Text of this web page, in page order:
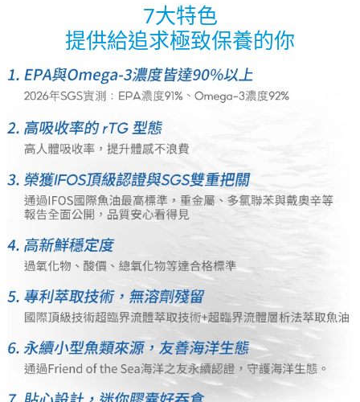
7大特色
提供給追求極致保養的你